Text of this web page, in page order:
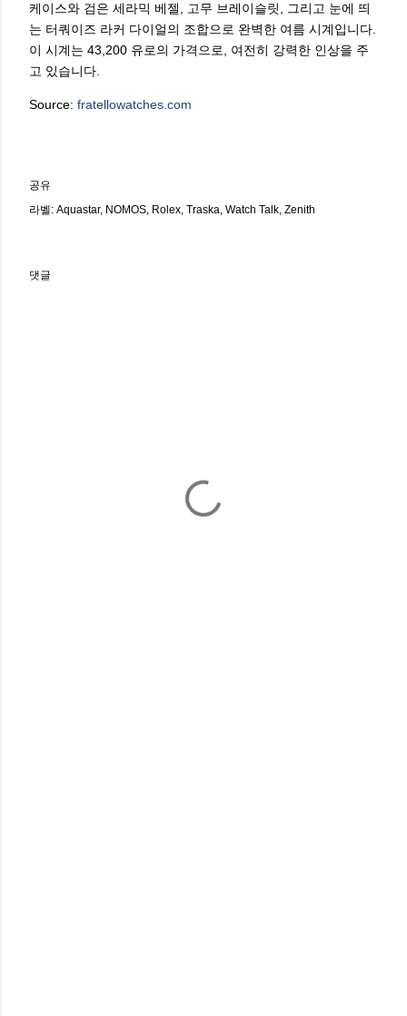
케이스와 검은 세라믹 베젤, 고무 브레이슬릿, 그리고 눈에 띄
는 터쿼이즈 라커 다이얼의 조합으로 완벽한 여름 시계입니다.
이 시계는 43,200 유로의 가격으로, 여전히 강력한 인상을 주
고 있습니다.
Source: fratellowatches.com
공유
라벨: Aquastar NOMOS Rolex Traska Watch Talk Zenith
댓글